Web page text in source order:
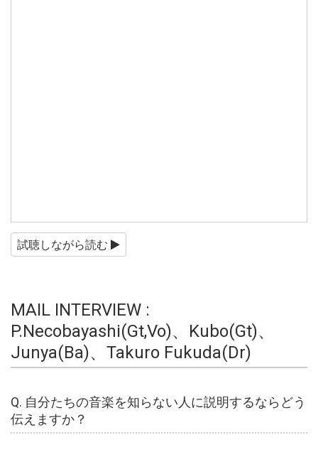
試聴しながら読む
MAIL INTERVIEW :
P.Necobayashi(Gt,Vo)、Kubo(Gt)、
Junya(Ba)、Takuro Fukuda(Dr)
Q. 自分たちの音楽を知らない人に説明するならどう
伝えますか？